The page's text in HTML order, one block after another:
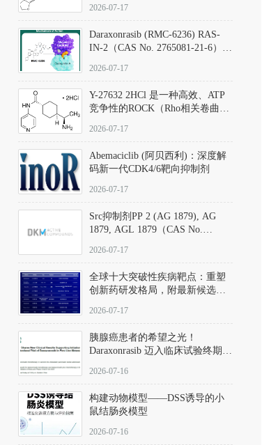
D801067）
2026-07-17
Daraxonrasib (RMC-6236) RAS-
IN-2（CAS No. 2765081-21-6）：
向KRAS/NRAS/HRAS的广谱RAS
2026-07-17
Y-27632 2HCl 是一种高效、ATP
竞争性的ROCK（Rho相关卷曲螺
同等抑制ROCK1与ROCK2；其通
过精准嵌入激酶的ATP结合位点
发挥抑制作用，对ROCK1和
ROCK2的解离常数（Ki）分别为
140 nM和300 nM；在众多丝氨酸/
中，其靶向ROCK的选择性超过
200倍，凸显出优异的分子特异
2026-07-17
Abemaciclib (阿贝西利)：深度解
码新一代CDK4/6靶向抑制剂
2026-07-17
Src抑制剂PP 2 (AG 1879), AG
1879, AGL 1879（CAS No.
应用指南
2026-07-17
全球十大突破性疾病靶点：重塑
创新药研发格局，附最新候选分
2026-07-17
胰腺癌患者的希望之光！
Daraxonrasib 迈入临床试验终期阶
2026-07-16
构建动物模型——DSS诱导的小
鼠结肠炎模型
2026-07-16